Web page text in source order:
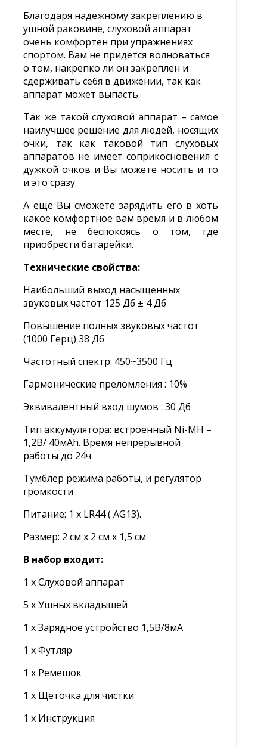
Благодаря надежному закреплению в
ушной раковине, слуховой аппарат
очень комфортен при упражнениях
спортом. Вам не придется волноваться
о том, накрепко ли он закреплен и
сдерживать себя в движении, так как
аппарат может выпасть.
Так же такой слуховой аппарат – самое
наилучшее решение для людей, носящих
очки, так как таковой тип слуховых
аппаратов не имеет соприкосновения с
дужкой очков и Вы можете носить и то
и это сразу.
А еще Вы сможете зарядить его в хоть
какое комфортное вам время и в любом
месте, не беспокоясь о том, где
приобрести батарейки.
Технические свойства:
Наибольший выход насыщенных
звуковых частот 125 Дб ± 4 Дб
Повышение полных звуковых частот
(1000 Герц) 38 Дб
Частотный спектр: 450~3500 Гц
Гармонические преломления : 10%
Эквивалентный вход шумов : 30 Дб
Тип аккумулятора: встроенный Ni-MH –
1,2В/ 40мАh. Время непрерывной
работы до 24ч
Тумблер режима работы, и регулятор
громкости
Питание: 1 х LR44 ( AG13).
Размер: 2 см x 2 см x 1,5 см
В набор входит:
1 x Слуховой аппарат
5 x Ушных вкладышей
1 x Зарядное устройство 1,5В/8мА
1 х Футляр
1 х Ремешок
1 х Щеточка для чистки
1 х Инструкция